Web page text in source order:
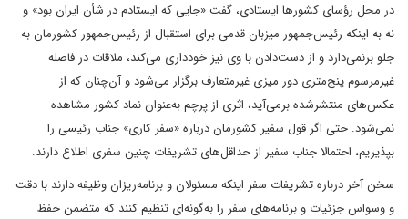
در محل رؤسای کشورها ایستادی، گفت «جایی که ایستادم در شأن ایران بود» و
نه به اینکه رئیس‌جمهور میزبان قدمی برای استقبال از رئیس‌جمهور کشورمان به
جلو برنمی‌دارد و از دست‌دادن با وی نیز خودداری می‌کند، ملاقات در فاصله
غیرمرسوم پنج‌متری دور میزی غیرمتعارف برگزار می‌شود و آن‌چنان که از
عکس‌های منتشرشده برمی‌آید، اثری از پرچم به‌عنوان نماد کشور مشاهده
نمی‌شود. حتی اگر قول سفیر کشورمان درباره «سفر کاری» جناب رئیسی را
بپذیریم، احتمالا جناب سفیر از حداقل‌های تشریفات چنین سفری اطلاع دارند.
سخن آخر درباره تشریفات سفر اینکه مسئولان و برنامه‌ریزان وظیفه دارند با دقت
و وسواس جزئیات و برنامه‌های سفر را به‌گونه‌ای تنظیم کنند که متضمن حفظ